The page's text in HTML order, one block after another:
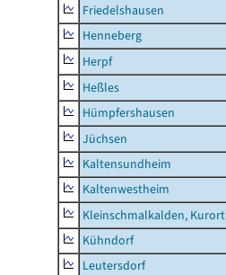
Friedelshausen
Henneberg
Herpf
Heßles
Hümpfershausen
Jüchsen
Kaltensundheim
Kaltenwestheim
Kleinschmalkalden, Kurort
Kühndorf
Leutersdorf